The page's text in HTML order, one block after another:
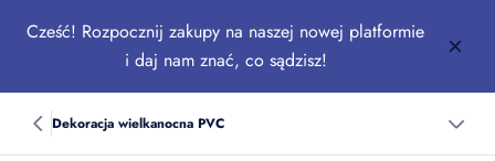
Cześć! Rozpocznij zakupy na naszej nowej platformie
i daj nam znać, co sądzisz!
Dekoracja wielkanocna PVC